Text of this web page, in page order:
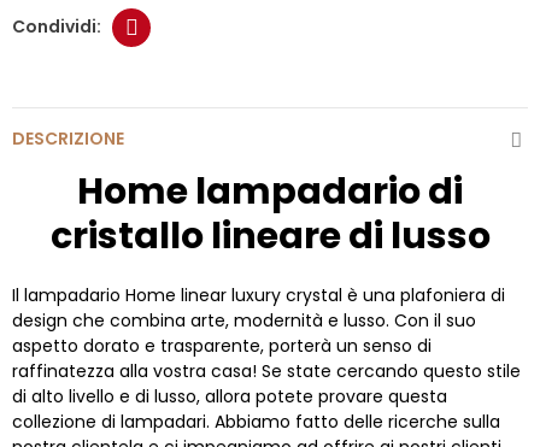
DESCRIZIONE
Home lampadario di
cristallo lineare di lusso
Il lampadario Home linear luxury crystal è una plafoniera di
design che combina arte, modernità e lusso. Con il suo
aspetto dorato e trasparente, porterà un senso di
raffinatezza alla vostra casa! Se state cercando questo stile
di alto livello e di lusso, allora potete provare questa
collezione di lampadari. Abbiamo fatto delle ricerche sulla